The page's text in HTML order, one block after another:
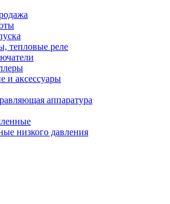
тепловые реле
и аксессуары
аппаратура
низкого давления